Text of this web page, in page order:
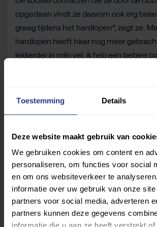
Toestemming Details
Deze website maakt gebruik van
We gebruiken cookies om content en
personaliseren, om functies voor social
en om ons websiteverkeer te
informatie over uw gebruik van onze
partners voor social media, adverteren
partners kunnen deze gegevens
informatie die u aan ze heeft verstrekt
opgedaan vindt ze daarom ook erg
graag tijdens het hardlopen”, zegt ze.
hardlopen heeft haar nog meer
lekkerder in mijn vel, ik heb een betere
houding. Als ik een misstap dreig te
minder geworden de afgelopen jaren.
Aansluiting bij atletiekvereniging
Lindsey zit ook in een projectgroep die
jaar druk bezig is geweest met de
club. Daarmee volgt de Amsterdamse
van Running Blind Nederland om aan te